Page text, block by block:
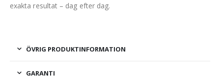
exakta resultat – dag efter dag.
ÖVRIG PRODUKTINFORMATION
GARANTI